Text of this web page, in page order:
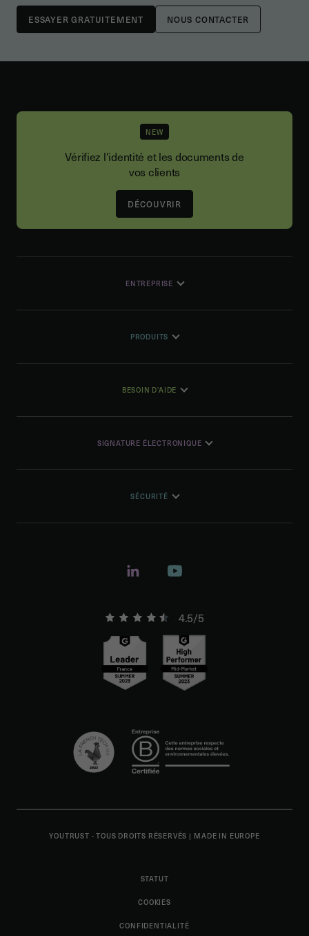
NOUS CONTACTER
NEW
Vérifiez l'identité et les documents de
vos clients
DÉCOUVRIR
ENTREPRISE
PRODUITS
BESOIN D'AIDE
SIGNATURE ÉLECTRONIQUE
SÉCURITÉ
4.5/5
YOUTRUST - TOUS DROITS RÉSERVÉS | MADE IN EUROPE
STATUT
COOKIES
CONFIDENTIALITÉ